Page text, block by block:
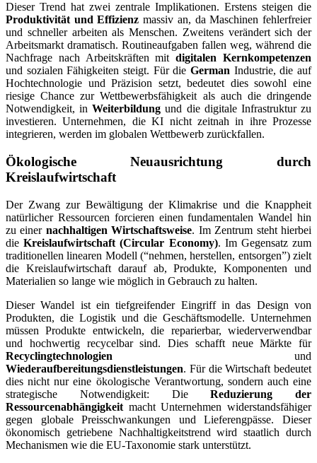
Dieser Trend hat zwei zentrale Implikationen. Erstens steigen die
Produktivität und Effizienz massiv an, da Maschinen fehlerfreier
und schneller arbeiten als Menschen. Zweitens verändert sich der
Arbeitsmarkt dramatisch. Routineaufgaben fallen weg, während die
Nachfrage nach Arbeitskräften mitdigitalen Kernkompetenzen
und sozialen Fähigkeiten steigt. Für die German Industrie, die auf
Hochtechnologie und Präzision setzt, bedeutet dies sowohl eine
riesige Chance zur Wettbewerbsfähigkeit als auch die dringende
Notwendigkeit, inWeiterbildung und die digitale Infrastruktur zu
investieren. Unternehmen, die KI nicht zeitnah in ihre Prozesse
integrieren, werden im globalen Wettbewerb zurückfallen.
Ökologische Neuausrichtung durch
Kreislaufwirtschaft
Der Zwang zur Bewältigung der Klimakrise und die Knappheit
natürlicher Ressourcen forcieren einen fundamentalen Wandel hin
zu einer nachhaltigen Wirtschaftsweise. Im Zentrum steht hierbei
dieKreislaufwirtschaft (Circular Economy). Im Gegensatz zum
traditionellen linearen Modell (“nehmen, herstellen, entsorgen”) zielt
die Kreislaufwirtschaft darauf ab, Produkte, Komponenten und
Materialien so lange wie möglich in Gebrauch zu halten.
Dieser Wandel ist ein tiefgreifender Eingriff in das Design von
Produkten, die Logistik und die Geschäftsmodelle. Unternehmen
müssen Produkte entwickeln, die reparierbar, wiederverwendbar
und hochwertig recycelbar sind. Dies schafft neue Märkte für
Recyclingtechnologien und
Wiederaufbereitungsdienstleistungen. Für die Wirtschaft bedeutet
dies nicht nur eine ökologische Verantwortung, sondern auch eine
strategische Notwendigkeit: DieReduzierung der
Ressourcenabhängigkeit macht Unternehmen widerstandsfähiger
gegen globale Preisschwankungen und Lieferengpässe. Dieser
ökonomisch getriebene Nachhaltigkeitstrend wird staatlich durch
Mechanismen wie die EU-Taxonomie stark unterstützt.